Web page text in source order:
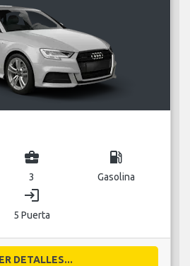
business_center
3
local_gas_station
Gasolina
login
5 Puerta
DETALLES...